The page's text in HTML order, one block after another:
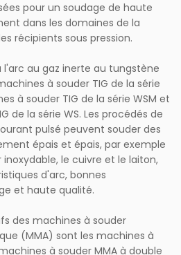
pour un soudage de haute
dans les domaines de la
récipients sous pression.
l'arc au gaz inerte au tungstène
à souder TIG de la série
à souder TIG de la série WSM et
de la série WS. Les procédés de
pulsé peuvent souder des
épais et épais, par exemple
le cuivre et le laiton,
d'arc, bonnes
et haute qualité.
des machines à souder
(MMA) sont les machines à
à souder MMA à double